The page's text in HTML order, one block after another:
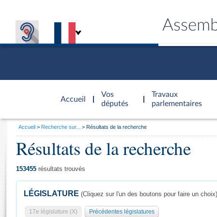
Accueil
d'accueil
Vos
députés
Travaux
parlementaires
Général
Vous
Accueil Recherche sur... Résultats de la recherche
Résultats de la recherche
153455 résultats trouvés
LÉGISLATURE (Cliquez sur l'un des boutons pour faire un choix)
17e législature (X) Précédentes législatures